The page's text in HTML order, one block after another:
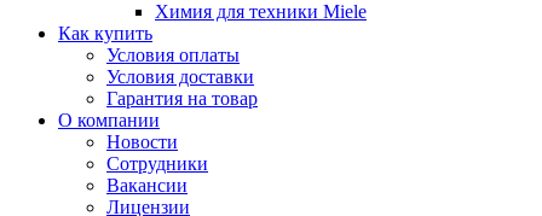
Химия для техники Miele
Как купить
Условия оплаты
Условия доставки
Гарантия на товар
О компании
Новости
Сотрудники
Вакансии
Лицензии